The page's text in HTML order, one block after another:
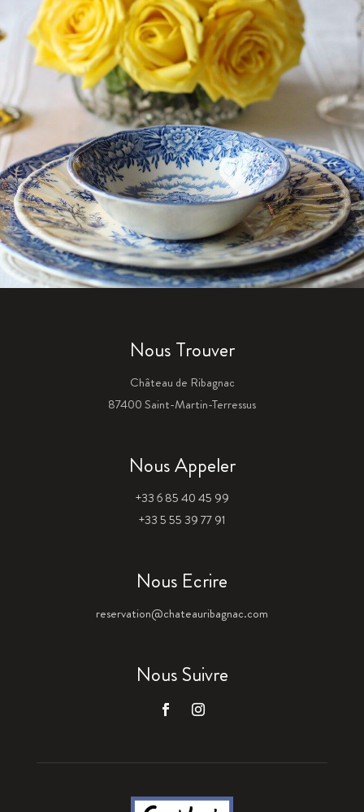
Nous Trouver
Château de Ribagnac
87400 Saint-Martin-Terressus
Nous Appeler
+33 6 85 40 45 99
+33 5 55 39 77 91
Nous Ecrire
reservation@chateauribagnac.com
Nous Suivre